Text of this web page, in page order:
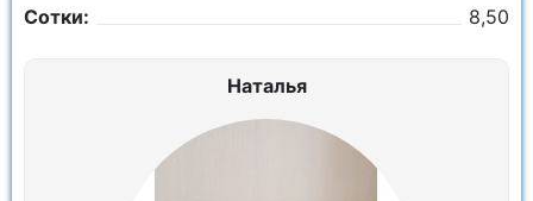
Сотки:
8,50
Наталья